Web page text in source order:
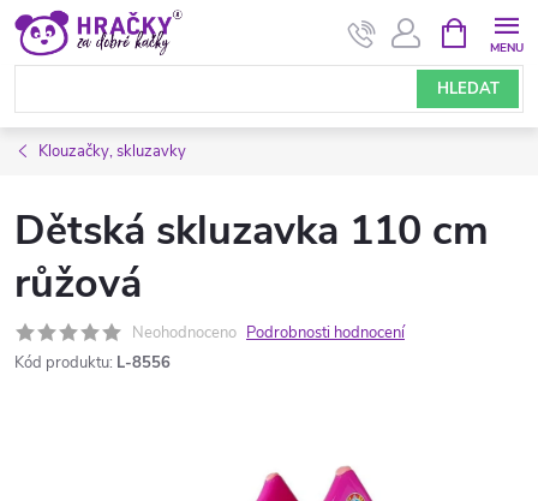
Přejít
obsah
HLEDAT
NÁKUPNÍ
KOŠÍK
Klouzačky, skluzavky
Dětská skluzavka 110 cm
růžová
Neohodnoceno Podrobnosti hodnocení
Kód produktu: L-8556